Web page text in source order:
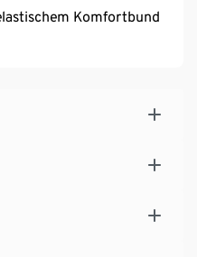
Komfortbund